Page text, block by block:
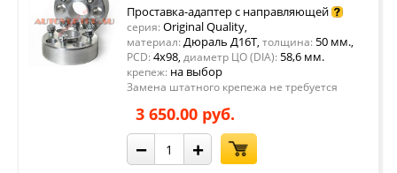
Проставка-адаптер с направляющей
серия: Original Quality,
материал: Дюраль Д16Т, толщина: 50 мм.,
PCD: 4x98, диаметр ЦО (DIA): 58,6 мм.
крепеж: на выбор
Замена штатного крепежа не требуется
3 650.00 руб.
− +